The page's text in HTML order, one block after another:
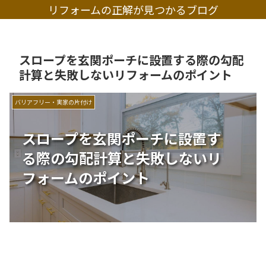
リフォームの正解が見つかるブログ
スロープを玄関ポーチに設置する際の勾配
計算と失敗しないリフォームのポイント
スロープを玄関ポーチに設置す
る際の勾配計算と失敗しないリ
フォームのポイント
バリアフリー・実家の片付け